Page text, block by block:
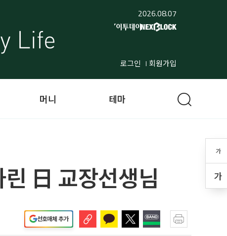
2026.08.07
로그인 회원가입
가
가
머니 테마
日 교장선생님
선호매체 추가